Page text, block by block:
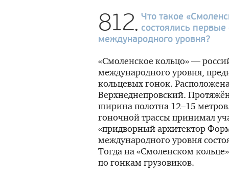
812. Что такое
состоялись первые
международного уровня?
«Смоленское кольцо» —
международного уровня,
кольцевых гонок.
Верхнеднепровский.
ширина полотна 12–15
гоночной трассы принимал
«придворный архитектор
международного уровня
Тогда на «Смоленском
по гонкам грузовиков.